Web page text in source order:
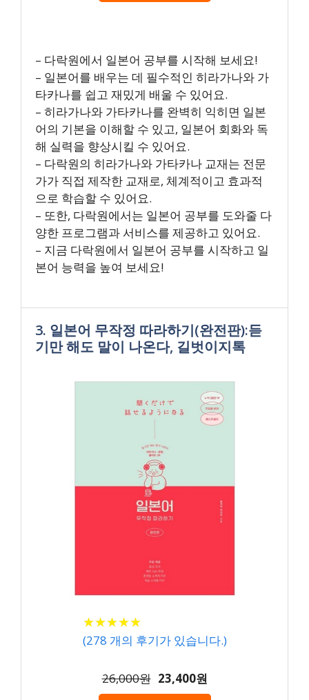
– 다락원에서 일본어 공부를 시작해 보세요!
– 일본어를 배우는 데 필수적인 히라가나와 가
타카나를 쉽고 재밌게 배울 수 있어요.
– 히라가나와 가타카나를 완벽히 익히면 일본
어의 기본을 이해할 수 있고, 일본어 회화와 독
해 실력을 향상시킬 수 있어요.
– 다락원의 히라가나와 가타카나 교재는 전문
가가 직접 제작한 교재로, 체계적이고 효과적
으로 학습할 수 있어요.
– 또한, 다락원에서는 일본어 공부를 도와줄 다
양한 프로그램과 서비스를 제공하고 있어요.
– 지금 다락원에서 일본어 공부를 시작하고 일
본어 능력을 높여 보세요!
3. 일본어 무작정 따라하기(완전판):듣
기만 해도 말이 나온다, 길벗이지톡
★★★★★
★★★★★
(278 개의 후기가 있습니다.)
26,000원 23,400원